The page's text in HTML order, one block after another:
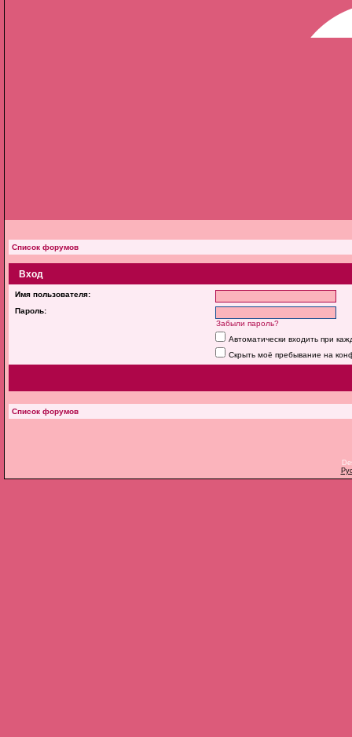
Список форумов
Вход
Имя пользователя:
Пароль:
Забыли пароль?
Автоматически входить при
Скрыть моё пребывание на
Список форумов